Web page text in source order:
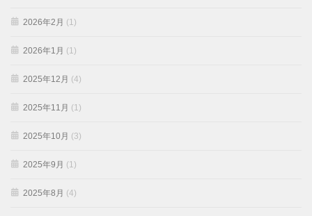
2026年2月 (1)
2026年1月 (1)
2025年12月 (4)
2025年11月 (1)
2025年10月 (3)
2025年9月 (1)
2025年8月 (4)